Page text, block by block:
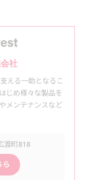
社
える一助となるこ
じめ様々な製品を
メンテナンスなど
渡町818